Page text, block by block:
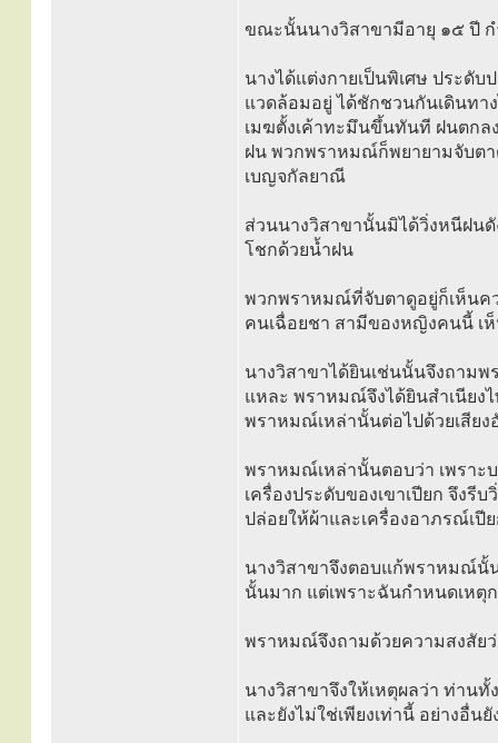
ขณะนั้นนางวิสาขามีอายุ ๑๕ ปี ก
นางได้แต่งกายเป็นพิเศษ ประดั
แวดล้อมอยู่ ได้ชักชวนกันเดินทา
เมฆตั้งเค้าทะมึนขึ้นทันที ฝนตกล
ฝน พวกพราหมณ์ก็พยายามจับตา
เบญจกัลยาณี
ส่วนนางวิสาขานั้นมิได้วิ่งหนีฝน
โชกด้วยน้ำฝน
พวกพราหมณ์ที่จับตาดูอยู่ก็เห็นค
คนเฉื่อยชา สามีของหญิงคนนี้ เ
นางวิสาขาได้ยินเช่นนั้นจึงถาม
แหละ พราหมณ์จึงได้ยินสำเนียงไ
พราหมณ์เหล่านั้นต่อไปด้วยเสียง
พราหมณ์เหล่านั้นตอบว่า เพราะ
เครื่องประดับของเขาเปียก จึงรี
ปล่อยให้ผ้าและเครื่องอาภรณ์เปี
นางวิสาขาจึงตอบแก้พราหมณ์นั้
นั้นมาก แต่เพราะฉันกำหนดเหตุ
พราหมณ์จึงถามด้วยความสงสัยว่
นางวิสาขาจึงให้เหตุผลว่า ท่าน
และยังไม่ใช่เพียงเท่านี้ อย่างอื่น